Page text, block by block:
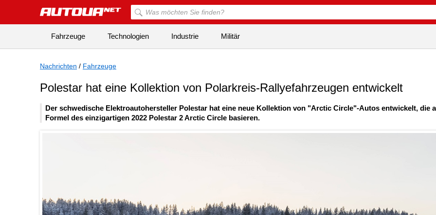
Fahrzeuge Technologien Industrie Militär
Nachrichten / Fahrzeuge
Polestar hat eine Kollektion von Polarkreis-Rallyefahrzeugen entwickelt
Der schwedische Elektroautohersteller Polestar hat eine neue Kollektion von "Arctic Circle"-Autos entwickelt, die
Formel des einzigartigen 2022 Polestar 2 Arctic Circle basieren.